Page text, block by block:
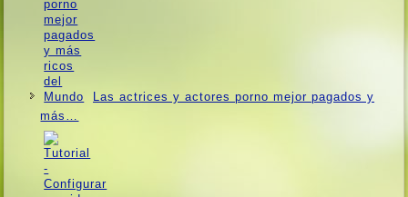
Las actrices y actores porno mejor pagados y
más…